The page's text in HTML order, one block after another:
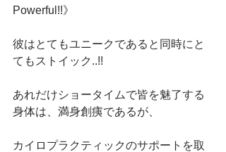
Powerful!!》
彼はとてもユニークであると同時にと
てもストイック..!!
あれだけショータイムで皆を魅了する
身体は、満身創痍であるが、
カイロプラクティックのサポートを取